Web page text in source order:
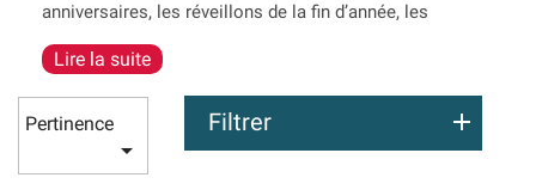
anniversaires, les réveillons de la fin d’année, les
Halloween. En effet, avec des ballons en latex noirs,
effrayante, qu’une décoration chic. Cela dépend va
dépendre de la couleur à laquelle vous allez les
associer. Par exemple, si vous les associer à des
ballons couleur or ou argent, vous pourrez facilement
Lire la suite
Pertinence

Filtrer